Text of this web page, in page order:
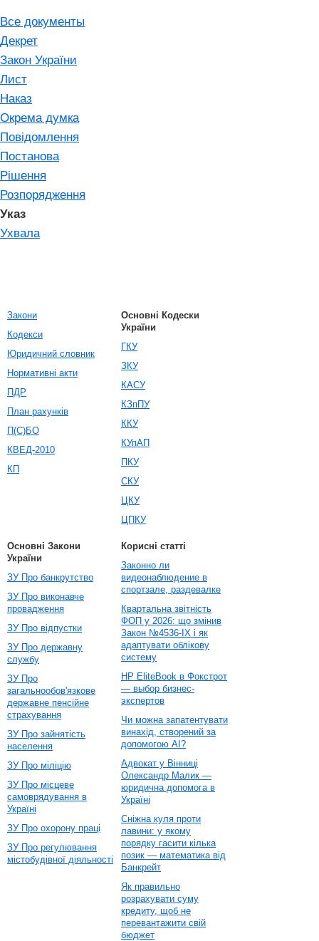
Все документы
Декрет
Закон України
Лист
Наказ
Окрема думка
Повідомлення
Постанова
Рішення
Розпорядження
Указ
Ухвала
Закони
Кодекси
Юридичний словник
Нормативні акти
ПДР
План рахунків
П(С)БО
КВЕД-2010
КП
Основні Кодески
України
ГКУ
ЗКУ
КАСУ
КЗпПУ
ККУ
КУпАП
ПКУ
СКУ
ЦКУ
ЦПКУ
Основні Закони
України
ЗУ Про банкрутство
ЗУ Про виконавче
провадження
ЗУ Про відпустки
ЗУ Про державну
службу
ЗУ Про
загальнообов'язкове
державне пенсійне
страхування
ЗУ Про зайнятість
населення
ЗУ Про міліцію
ЗУ Про місцеве
самоврядування в
Україні
ЗУ Про охорону праці
ЗУ Про регулювання
містобудівної діяльності
Корисні статті
Законно ли
видеонаблюдение в
спортзале, раздевалке
Квартальна звітність
ФОП у 2026: що змінив
Закон №4536-IX і як
адаптувати облікову
систему
HP EliteBook в Фокстрот
— выбор бизнес-
экспертов
Чи можна запатентувати
винахід, створений за
допомогою AI?
Адвокат у Вінниці
Олександр Малик —
юридична допомога в
Україні
Сніжна куля проти
лавини: у якому
порядку гасити кілька
позик — математика від
Банкрейт
Як правильно
розрахувати суму
кредиту, щоб не
перевантажити свій
бюджет